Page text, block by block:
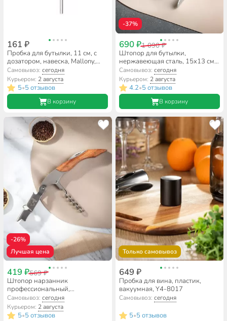
161 ₽
Пробка для бутылки, 11 см, с
дозатором, навеска, Mallony,
Oliva, 985987
Самовывоз:сегодня
Курьером: 2 августа
5•5 отзывов
В корзину
-37%
690 ₽1 090 ₽
Штопор для бутылки,
нержавеющая сталь, 15x13 см,
рычажный, профессиональный,
Y4-8920
Самовывоз: сегодня
Курьером: 2 августа
4.2•5 отзывов
В корзину
-26%
Лучшая цена
419 ₽569 ₽
Штопор нарзанник
профессиональный,
нержавеющая сталь, дерево,
12.2 см, Daniks, Y4-8919
Самовывоз:сегодня
Курьером: 2 августа
5•5 отзывов
Только самовывоз
649 ₽
Пробка для вина, пластик,
вакуумная, Y4-8017
Самовывоз: сегодня
5•5 отзывов